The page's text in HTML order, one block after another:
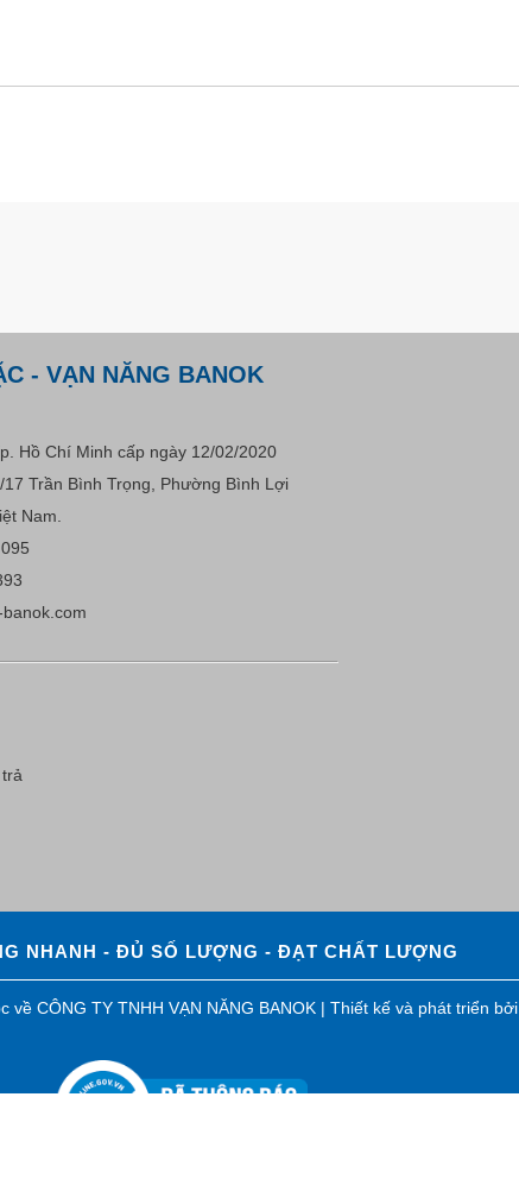
- VẠN NĂNG BANOK
Hồ Chí Minh cấp ngày 12/02/2020
Trần Bình Trọng, Phường Bình Lợi
Nam.
NHANH - ĐỦ SỐ LƯỢNG - ĐẠT CHẤT LƯỢNG
CÔNG TY TNHH VẠN NĂNG BANOK | Thiết kế và phát triển bởi